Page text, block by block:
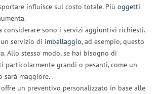
influisce sul costo totale. Più oggetti
considerare sono i servizi aggiuntivi richiesti.
servizio di imballaggio, ad esempio, questo
Allo stesso modo, se hai bisogno di
particolarmente grandi o pesanti, come un
sarà maggiore.
un preventivo personalizzato in base alle